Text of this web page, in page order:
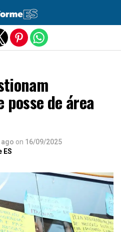
de área
ago on 16/09/2025
ES
mobile